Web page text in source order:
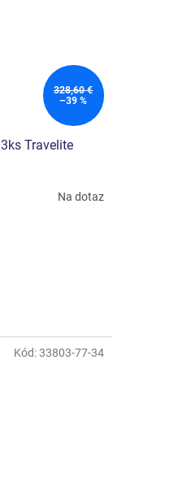
328,60 €
–39 %
Travelite
Na dotaz
Kód:33803-77-34